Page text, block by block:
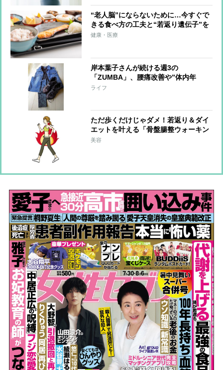
“老人脳”にならないために…今すぐで
きる食べ方の工夫と“若返り遺伝子”を
活性化させる7つの栄養素
健康・医療
岸本葉子さんが続ける週3の
「ZUMBA」、腰痛改善や”体内年
齢”15歳若返りも!?【趣味のススメ】
ライフ
ただ歩くだけじゃダメ！若返り＆ダイ
エットを叶える「骨盤腸整ウォーキン
グ」のやり方
美容